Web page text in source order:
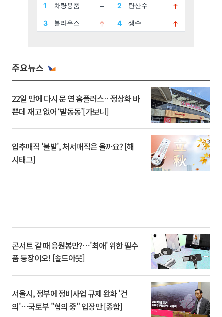
주요뉴스
22일 만에 다시 문 연 홈플러스…정상화 바
쁜데 재고 없어 ‘발동동’[가보니]
입추매직 '불발', 처서매직은 올까요? [해
시태그]
콘서트 갈 때 응원봉만?⋯'최애' 위한 필수
품 등장이오! [솔드아웃]
서울시, 정부에 정비사업 규제 완화 '건
의'⋯국토부 "협의 중" 입장만 [종합]